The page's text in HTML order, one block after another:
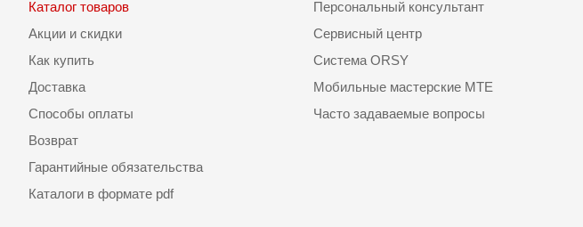
Каталог товаров
Акции и скидки
Как купить
Доставка
Способы оплаты
Возврат
Гарантийные обязательства
Каталоги в формате pdf
Персональный консультант
Сервисный центр
Система ORSY
Мобильные мастерские MTE
Часто задаваемые вопросы